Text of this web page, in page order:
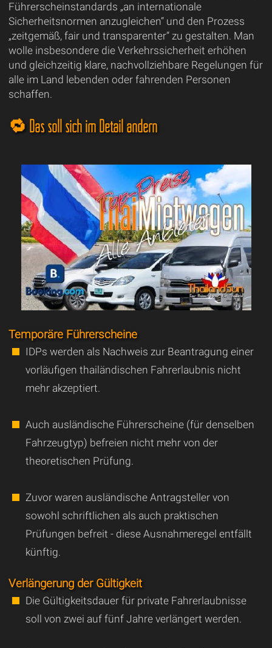
Führerscheinstandards „an internationale
Sicherheitsnormen anzugleichen“ und den Prozess
„zeitgemäß, fair und transparenter“ zu gestalten. Man
wolle insbesondere die Verkehrssicherheit erhöhen
und gleichzeitig klare, nachvollziehbare Regelungen für
alle im Land lebenden oder fahrenden Personen
schaffen.
🔁 Das soll sich im Detail ändern
Temporäre Führerscheine
IDPs werden als Nachweis zur Beantragung einer
vorläufigen thailändischen Fahrerlaubnis nicht
mehr akzeptiert.
Auch ausländische Führerscheine (für denselben
Fahrzeugtyp) befreien nicht mehr von der
theoretischen Prüfung.
Zuvor waren ausländische Antragsteller von
sowohl schriftlichen als auch praktischen
Prüfungen befreit - diese Ausnahmeregel entfällt
künftig.
Verlängerung der Gültigkeit
Die Gültigkeitsdauer für private Fahrerlaubnisse
soll von zwei auf fünf Jahre verlängert werden.